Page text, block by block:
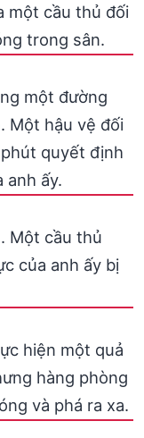
một cầu thủ đối
trong sân.
một đường
Một hậu vệ đối
quyết định
anh ấy.
Một cầu thủ
của anh ấy bị
hiện một quả
hàng phòng
và phá ra xa.